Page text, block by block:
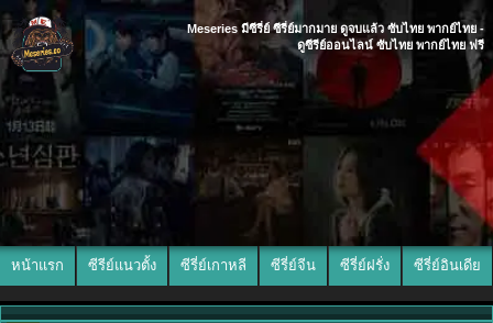
Meseries มีซีรี่ย์ ซีรี่ย์มากมาย ดูจบแล้ว ซับไทย พากย์ไทย -
ดูซีรีย์ออนไลน์ ซับไทย พากย์ไทย ฟรี
หน้าแรก ซีรีย์แนวตั้ง ซีรี่ย์เกาหลี ซีรี่ย์จีน ซีรี่ย์ฝรั่ง ซีรี่ย์อินเดีย